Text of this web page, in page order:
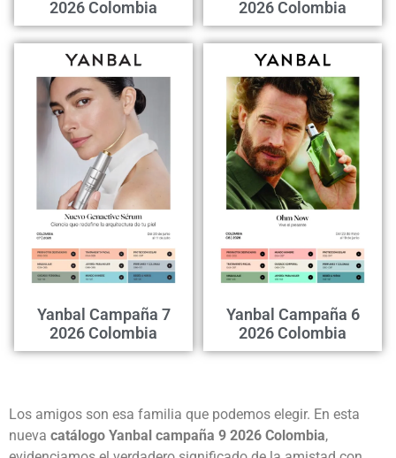
2026 Colombia 2026 Colombia
Yanbal Campaña 7
2026 Colombia
Yanbal Campaña 6
2026 Colombia
Los amigos son esa familia que podemos elegir. En esta
nueva catálogo Yanbal campaña 9 2026 Colombia,